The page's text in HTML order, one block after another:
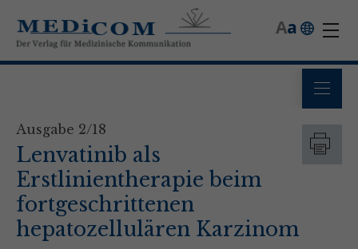
a
A
Ausgabe 2/18
Lenvatinib als
Erstlinientherapie beim
fortgeschrittenen
hepatozellulären Karzinom